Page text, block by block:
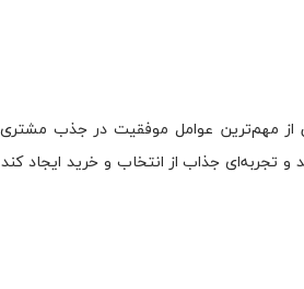
از مهم‌ترین عوامل موفقیت در جذب
تجربه‌ای جذاب از انتخاب و خرید ایجاد